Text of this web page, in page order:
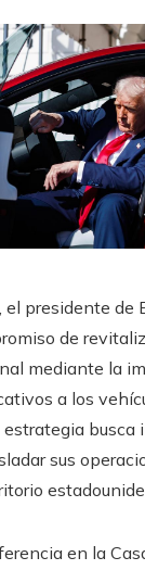
el presidente de
de
mediante la
a los
busca
sus
en la